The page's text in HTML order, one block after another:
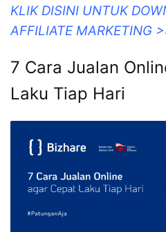
KLIK DISINI UNTUK
AFFILIATE MARKETING
7 Cara Jualan
Laku Tiap Hari